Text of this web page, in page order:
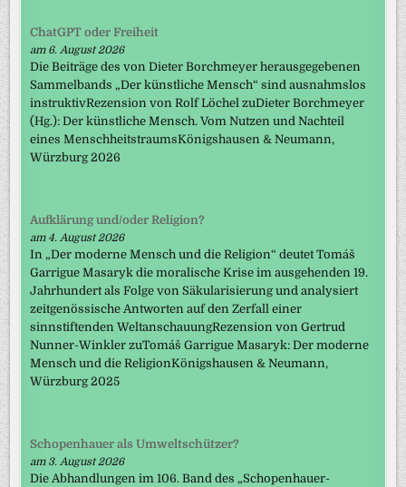
ChatGPT oder Freiheit
am 6. August 2026
Die Beiträge des von Dieter Borchmeyer herausgegebenen
Sammelbands „Der künstliche Mensch“ sind ausnahmslos
instruktivRezension von Rolf Löchel zuDieter Borchmeyer
(Hg.): Der künstliche Mensch. Vom Nutzen und Nachteil
eines MenschheitstraumsKönigshausen & Neumann,
Würzburg 2026
Aufklärung und/oder Religion?
am 4. August 2026
In „Der moderne Mensch und die Religion“ deutet Tomáš
Garrigue Masaryk die moralische Krise im ausgehenden 19.
Jahrhundert als Folge von Säkularisierung und analysiert
zeitgenössische Antworten auf den Zerfall einer
sinnstiftenden WeltanschauungRezension von Gertrud
Nunner-Winkler zuTomáš Garrigue Masaryk: Der moderne
Mensch und die ReligionKönigshausen & Neumann,
Würzburg 2025
Schopenhauer als Umweltschützer?
am 3. August 2026
Die Abhandlungen im 106. Band des „Schopenhauer-